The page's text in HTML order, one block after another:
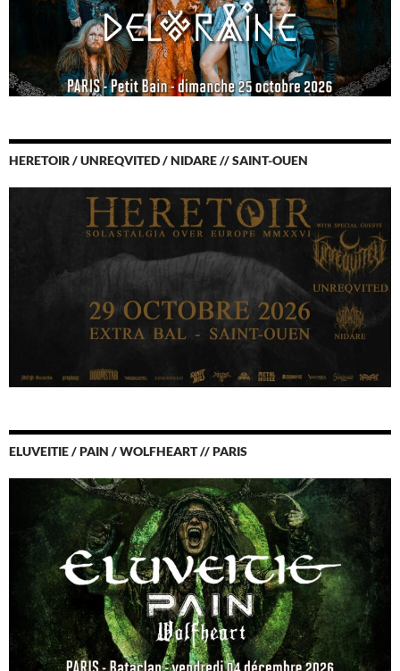
HERETOIR / UNREQVITED / NIDARE // SAINT-OUEN
ELUVEITIE / PAIN / WOLFHEART // PARIS